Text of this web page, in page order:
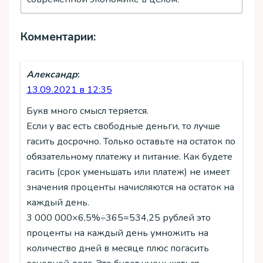
обременения. Подобные
приводят к увеличению так
по кредиту, включающей в себя
не только платежи по самому
кредиту, но и страховые платежи.
Чем быстрее заемщик погасит
кредит, тем меньше он заплатит и
страховки и процентов по
кредиту и получит иные права по
объекту кредитования.
Некоторые банки устанавливают
минимальную сумму частичного
досрочного погашения, как
правило, она не превышает 30%
аннуитетным способом
срока.
кредитования или
платежи по кредиту.
Решение этого вопроса
тесно связано с финансовым
состоянием заемщика и его
кредите, например, об
ипотеке.
Если у заемщика появились
Комментарии:
Александр:
13.09.2021 в 12:35
Букв много смысл теряется.
Если у вас есть свободные деньги, то лучше
гасить досрочно. Только оставьте на остаток по
обязательному платежу и питание. Как будете
гасить (срок уменьшать или платеж) не имеет
значения проценты начисляются на остаток на
каждый день.
3 000 000×6,5%÷365=534,25 рублей это
проценты на каждый день умножить на
количество дней в месяце плюс погасить